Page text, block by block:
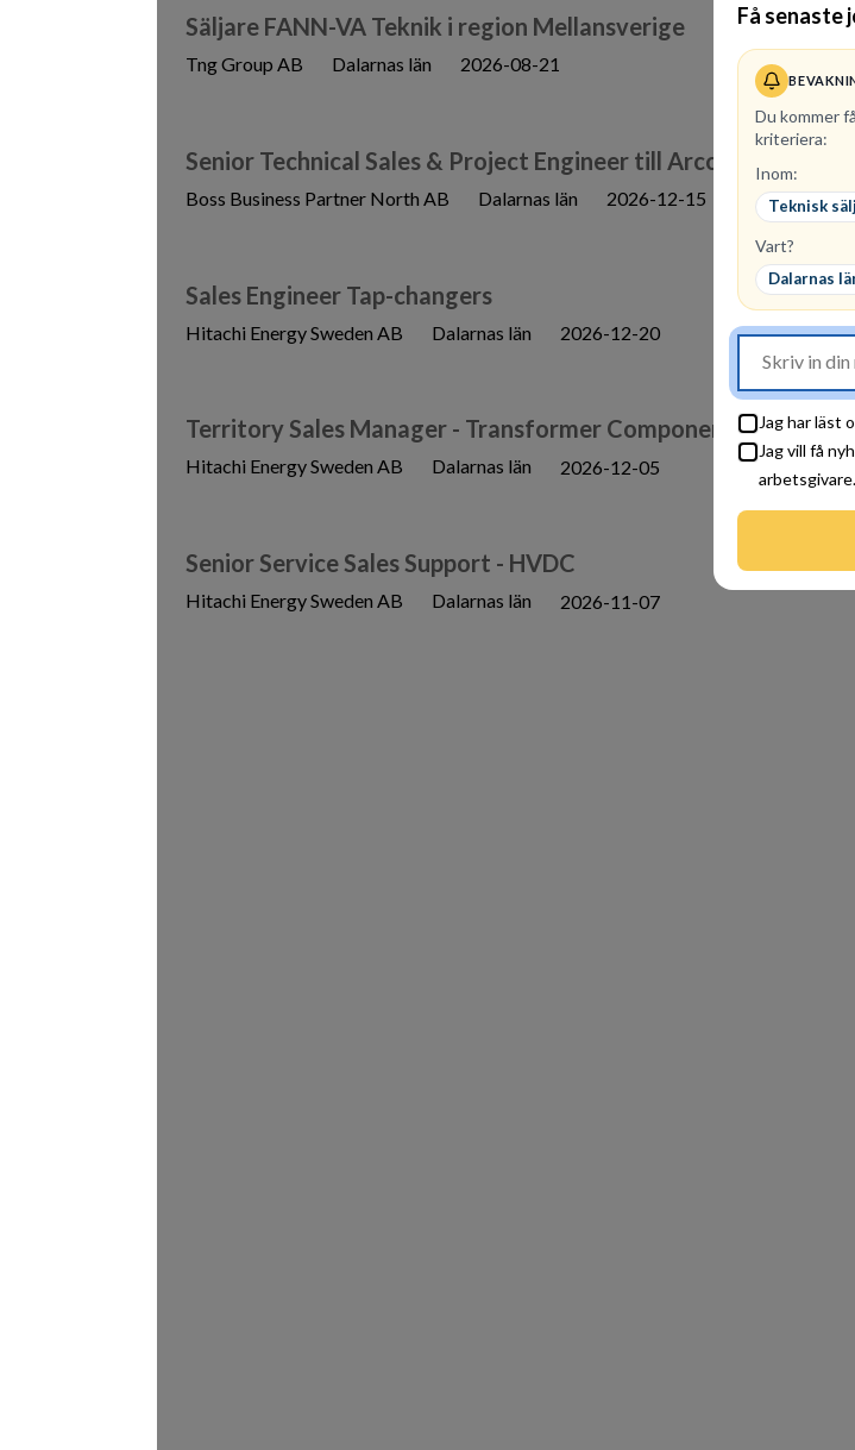
Få senaste
Du kommer
kriteriera:
Inom:
Teknisk
Vart?
Dalarnas
Jag har läst
Jag vill få
arbetsgivare.
Säljare FANN-VA Teknik i region Mellansverige
Tng Group AB Dalarnas län 2026-08-21
Senior Technical Sales & Project Engineer till Arcos Hydraulik
Boss Business Partner North AB Dalarnas län 2026-12-15
Sales Engineer Tap-changers
Hitachi Energy Sweden AB Dalarnas län 2026-12-20
Territory Sales Manager - Transformer Components
Hitachi Energy Sweden AB Dalarnas län 2026-12-05
Senior Service Sales Support - HVDC
Hitachi Energy Sweden AB Dalarnas län 2026-11-07